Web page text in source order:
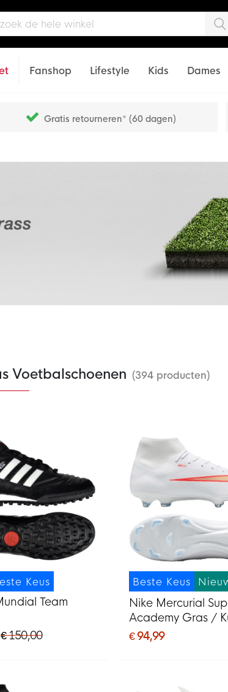
Fanshop Lifestyle Kids Dames
Gratis retourneren* (60 dagen)
Voetbalschoenen (394 producten)
Keus
Team
€ 150,00
Beste Keus
Nike Mercurial
Academy Gras /
Voetbalschoenen
€ 94,99